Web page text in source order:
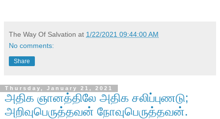
The Way Of Salvation at 1/22/2021 09:44:00 AM
No comments:
Share
Thursday, January 21, 2021
அதிக ஞானத்திலே அதிக சலிப்புணடு;
அறிவுபெருத்தவன் நோவுபெருத்தவன்.